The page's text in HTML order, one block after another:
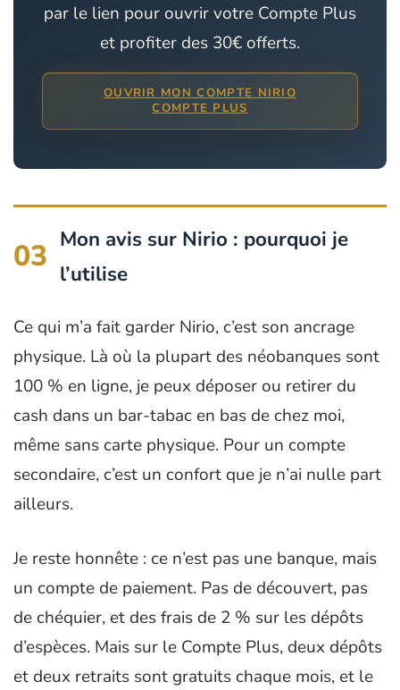
par le lien pour ouvrir votre Compte Plus
et profiter des 30€ offerts.
OUVRIR MON COMPTE NIRIO
COMPTE PLUS
03 Mon avis sur Nirio : pourquoi je
l’utilise
Ce qui m’a fait garder Nirio, c’est son ancrage
physique. Là où la plupart des néobanques sont
100 % en ligne, je peux déposer ou retirer du
cash dans un bar-tabac en bas de chez moi,
même sans carte physique. Pour un compte
secondaire, c’est un confort que je n’ai nulle part
ailleurs.
Je reste honnête : ce n’est pas une banque, mais
un compte de paiement. Pas de découvert, pas
de chéquier, et des frais de 2 % sur les dépôts
d’espèces. Mais sur le Compte Plus, deux dépôts
et deux retraits sont gratuits chaque mois, et le